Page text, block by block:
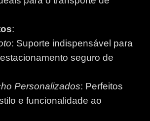
:
: Suporte indispensável para
seguro de
Personalizados: Perfeitos
e funcionalidade ao